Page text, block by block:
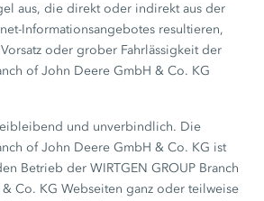
aus, die direkt oder indirekt aus der
Informationsangebotes resultieren,
oder grober Fahrlässigkeit der
of John Deere GmbH & Co. KG
und unverbindlich. Die
of John Deere GmbH & Co. KG ist
Betrieb der WIRTGEN GROUP Branch
Co. KG Webseiten ganz oder teilweise